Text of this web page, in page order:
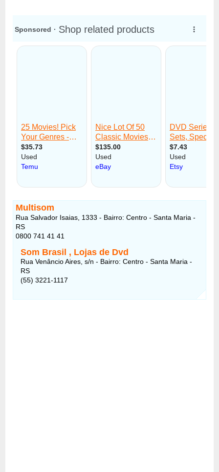
Multisom
Rua Salvador Isaias, 1333 - Bairro: Centro - Santa Maria -
RS
0800 741 41 41
Som Brasil , Lojas de Dvd
Rua Venâncio Aires, s/n - Bairro: Centro - Santa Maria -
RS
(55) 3221-1117